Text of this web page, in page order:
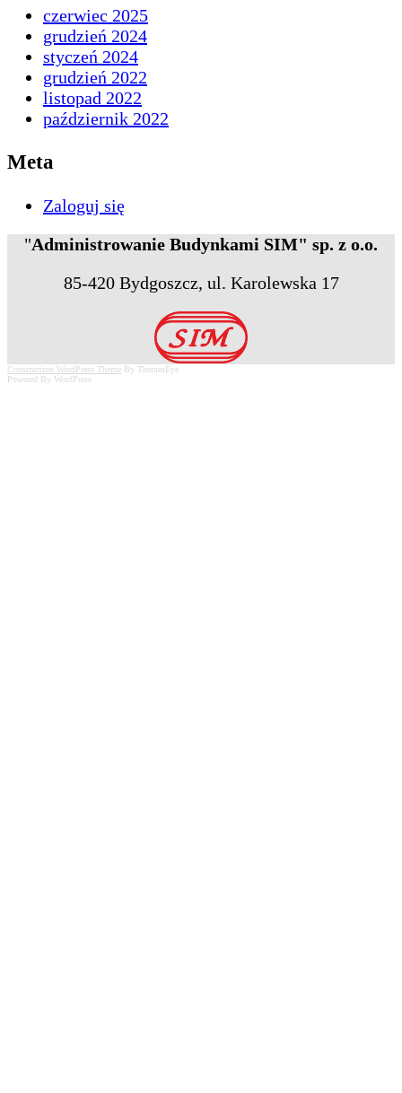
czerwiec 2025
grudzień 2024
styczeń 2024
grudzień 2022
listopad 2022
październik 2022
Meta
Zaloguj się
"Administrowanie Budynkami SIM" sp. z o.o.
85-420 Bydgoszcz, ul. Karolewska 17
Scroll
Construction WordPress Theme By ThemesEye
Powered By WordPress